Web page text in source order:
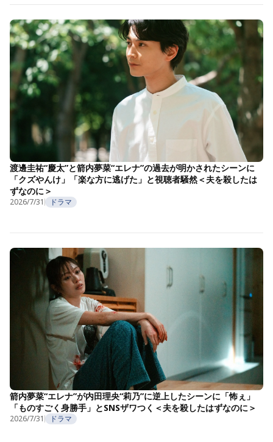
渡邊圭祐“慶太”と箭内夢菜“エレナ”の過去が明かされたシーンに
「クズやんけ」「楽な方に逃げた」と視聴者騒然＜夫を殺したは
ずなのに＞
2026/7/31 ドラマ
箭内夢菜“エレナ”が内田理央“莉乃”に逆上したシーンに「怖ぇ」
「ものすごく身勝手」とSNSザワつく＜夫を殺したはずなのに＞
2026/7/31 ドラマ